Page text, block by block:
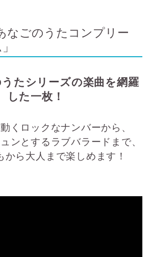
なごのうたコンプリー
たシリーズの楽曲を網羅
した一枚！
くロックなナンバーから、
ンとするラブバラードまで、
から大人まで楽しめます！